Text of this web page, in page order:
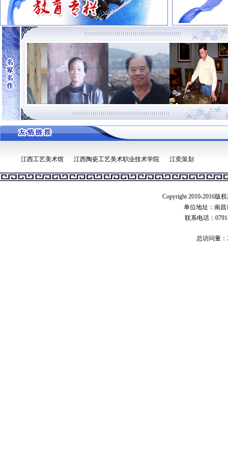
江西工艺美术馆 江西陶瓷工艺美术职业技术学院 江奕策划
Copyright 2010-2016版
单位地址：南
联系电话：